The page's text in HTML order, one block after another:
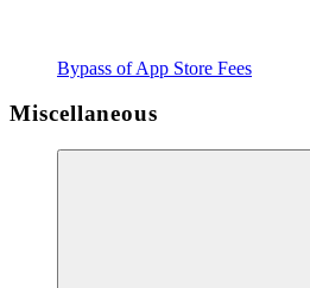
Bypass of App Store Fees
Miscellaneous